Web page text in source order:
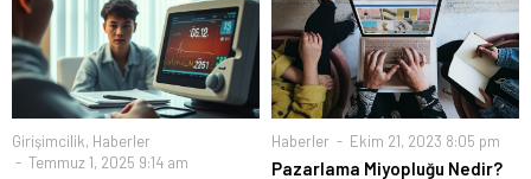
Girişimcilik, Haberler
Temmuz 1, 2025 9:14 am
Haberler Ekim 21, 2023 8:05 pm
Pazarlama Miyopluğu Nedir?